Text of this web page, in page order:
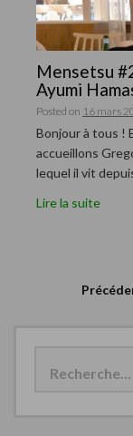
Mensetsu
Ayumi
Posted on 16 mars
Bonjour à tous !
accueillons
lequel il vit
Lire la suite